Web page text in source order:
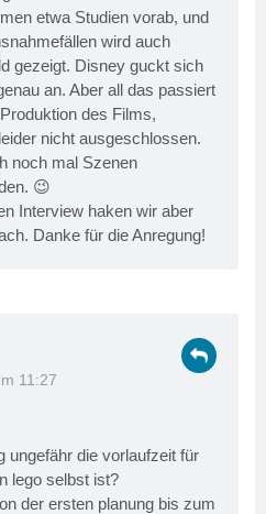
etwa Studien vorab, und
wird auch
gezeigt. Disney guckt sich
an. Aber all das passiert
des Films,
nicht ausgeschlossen.
noch mal Szenen
😉
Interview haken wir aber
Danke für die Anregung!
11:27
ungefähr die vorlaufzeit für
lego selbst ist?
der ersten planung bis zum